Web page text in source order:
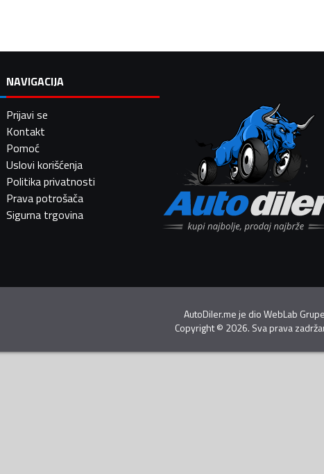
NAVIGACIJA
Prijavi se
Kontakt
Pomoć
Uslovi korišćenja
Politika privatnosti
Prava potrošača
Sigurna trgovina
AutoDiler.me je dioWebLab Grupe
Copyright© 2026. Sva prava